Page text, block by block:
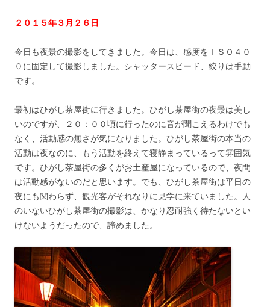
２０１５年３月２６日
今日も夜景の撮影をしてきました。今日は、感度をＩＳＯ４０
０に固定して撮影しました。シャッタースピード、絞りは手動
です。
最初はひがし茶屋街に行きました。ひがし茶屋街の夜景は美し
いのですが、２０：００頃に行ったのに音が聞こえるわけでも
なく、活動感の無さが気になりました。ひがし茶屋街の本当の
活動は夜なのに、もう活動を終えて寝静まっているって雰囲気
です。ひがし茶屋街の多くがお土産屋になっているので、夜間
は活動感がないのだと思います。でも、ひがし茶屋街は平日の
夜にも関わらず、観光客がそれなりに見学に来ていました。人
のいないひがし茶屋街の撮影は、かなり忍耐強く待たないとい
けないようだったので、諦めました。